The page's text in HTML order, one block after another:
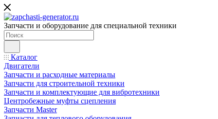
Запчасти и оборудование для специальной техники
Каталог
Двигатели
Запчасти и расходные материалы
Запчасти для строительной техники
Запчасти и комплектующие для вибротехники
Центробежные муфты сцепления
Запчасти Master